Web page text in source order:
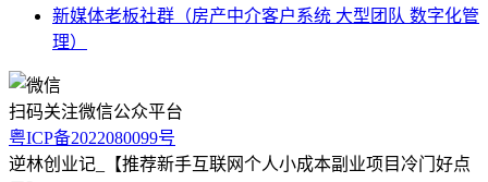
新媒体老板社群（房产中介客户系统 大型团队 数字化管
理）
扫码关注微信公众平台
粤ICP备2022080099号
逆林创业记_【推荐新手互联网个人小成本副业项目冷门好点